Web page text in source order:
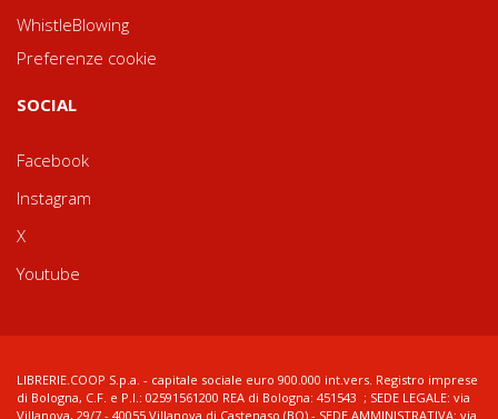
WhistleBlowing
Preferenze cookie
SOCIAL
Facebook
Instagram
X
Youtube
LIBRERIE.COOP S.p.a. - capitale sociale euro 900.000 int.vers. Registro imprese
di Bologna, C.F. e P.I.: 02591561200 REA di Bologna: 451543 ; SEDE LEGALE: via
Villanova, 29/7 - 40055 Villanova di Castenaso (BO) - SEDE AMMINISTRATIVA: via